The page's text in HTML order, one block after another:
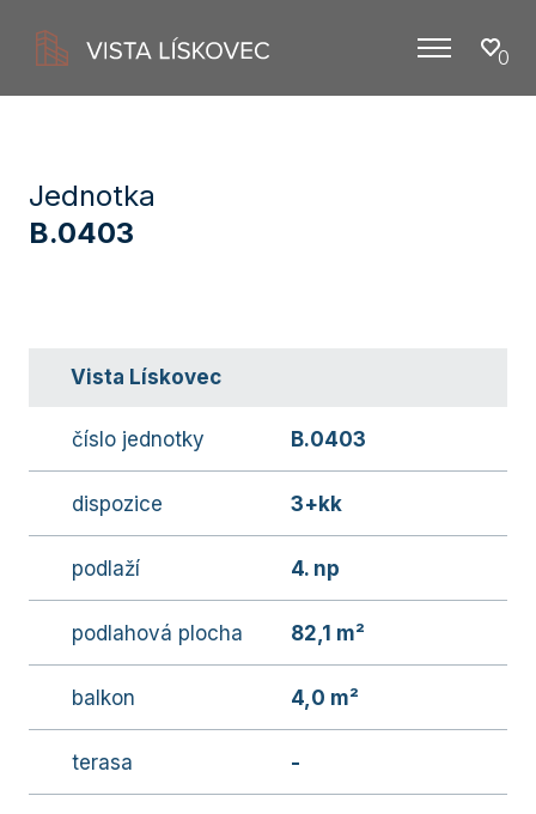
Menu 0
Jednotka
B.0403
Vista Lískovec
číslo jednotky B.0403
dispozice 3+kk
podlaží 4. np
podlahová plocha 82,1 m²
balkon 4,0 m²
terasa -